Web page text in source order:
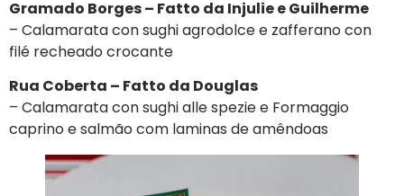
Gramado Borges – Fatto da Injulie e Guilherme
– Calamarata con sughi agrodolce e zafferano con
filé recheado crocante
Rua Coberta – Fatto da Douglas
– Calamarata con sughi alle spezie e Formaggio
caprino e salmão com laminas de amêndoas